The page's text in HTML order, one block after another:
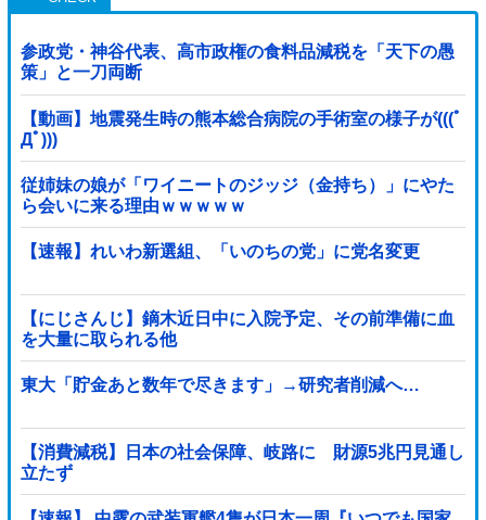
参政党・神谷代表、高市政権の食料品減税を「天下の愚
策」と一刀両断
【動画】地震発生時の熊本総合病院の手術室の様子が(((ﾟ
Дﾟ)))
従姉妹の娘が「ワイニートのジッジ（金持ち）」にやた
ら会いに来る理由ｗｗｗｗｗ
【速報】れいわ新選組、「いのちの党」に党名変更
【にじさんじ】鏑木近日中に入院予定、その前準備に血
を大量に取られる他
東大「貯金あと数年で尽きます」→研究者削減へ…
【消費減税】日本の社会保障、岐路に 財源5兆円見通し
立たず